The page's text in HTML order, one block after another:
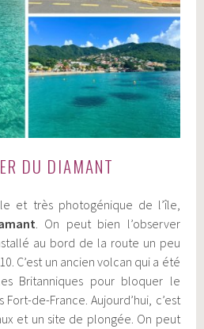
DU DIAMANT
et très photogénique de l’île,
. On peut bien l’observer
au bord de la route un peu
C’est un ancien volcan qui a été
Britanniques pour bloquer le
de-France. Aujourd’hui, c’est
et un site de plongée. On peut